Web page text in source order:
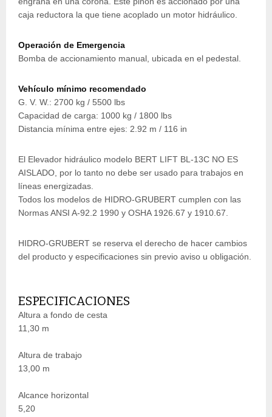
caja reductora la que tiene acoplado un motor hidráulico.
Operación de Emergencia
Bomba de accionamiento manual, ubicada en el pedestal.
Vehículo mínimo recomendado
G. V. W.: 2700 kg / 5500 lbs
Capacidad de carga: 1000 kg / 1800 lbs
Distancia mínima entre ejes: 2.92 m / 116 in
El Elevador hidráulico modelo BERT LIFT BL-13C NO ES
AISLADO, por lo tanto no debe ser usado para trabajos en
líneas energizadas.
Todos los modelos de HIDRO-GRUBERT cumplen con las
Normas ANSI A-92.2 1990 y OSHA 1926.67 y 1910.67.
HIDRO-GRUBERT se reserva el derecho de hacer cambios
del producto y especificaciones sin previo aviso u obligación.
ESPECIFICACIONES
Altura a fondo de cesta
11,30 m
Altura de trabajo
13,00 m
Alcance horizontal
5,20